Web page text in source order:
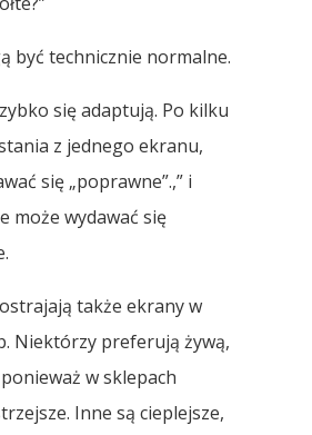
być technicznie normalne.
się adaptują. Po kilku
z jednego ekranu,
się „poprawne”.,” i
może wydawać się
także ekrany w
Niektórzy preferują żywą,
w sklepach
Inne są cieplejsze,